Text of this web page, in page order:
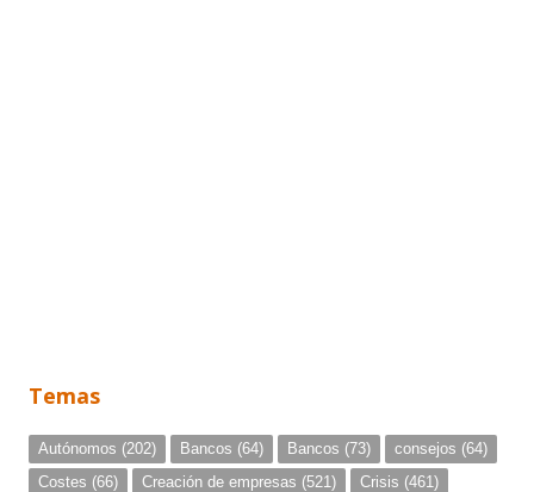
Temas
Autónomos (202) Bancos (64) Bancos (73) consejos (64)
Costes (66) Creación de empresas (521) Crisis (461)